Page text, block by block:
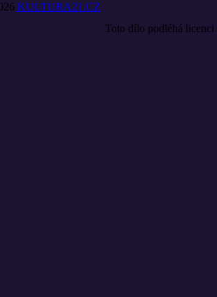
KULTURA21.CZ
Toto dílo podléhá licenci